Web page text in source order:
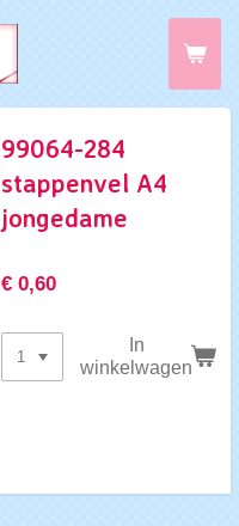
99064-284
stappenvel A4
jongedame
€ 0,60
In
winkelwagen